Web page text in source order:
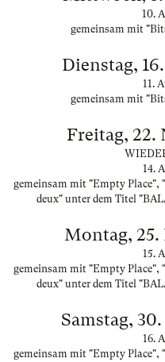
10.
gemeinsam mit
Dienstag,
11.
gemeinsam mit
Freitag, 22.
14.
gemeinsam mit "Empty Place",
deux" unter dem Titel
Montag, 25.
15.
gemeinsam mit "Empty Place",
deux" unter dem Titel
Samstag,
16.
gemeinsam mit "Empty Place",